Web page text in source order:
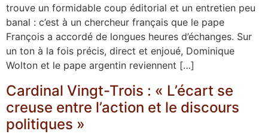
trouve un formidable coup éditorial et un entretien peu
banal : c’est à un chercheur français que le pape
François a accordé de longues heures d’échanges. Sur
un ton à la fois précis, direct et enjoué, Dominique
Wolton et le pape argentin reviennent […]
Cardinal Vingt-Trois : « L’écart se
creuse entre l’action et le discours
politiques »